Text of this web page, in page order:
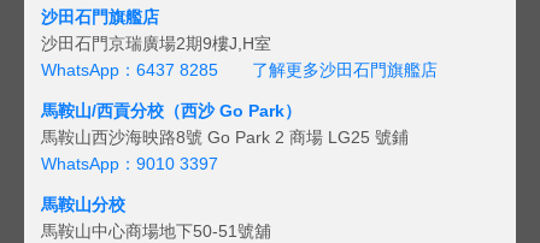
沙田石門旗艦店
沙田石門京瑞廣場2期9樓J,H室
WhatsApp：6437 8285
了解更多沙田石門旗艦店
馬鞍山/西貢分校（西沙 Go Park）
馬鞍山西沙海映路8號 Go Park 2 商場 LG25 號鋪
WhatsApp：9010 3397
馬鞍山分校
馬鞍山中心商場地下50-51號舖